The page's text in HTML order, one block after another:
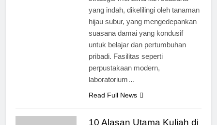
strategis menawarkan suasana
yang indah, dikelilingi oleh tanaman
hijau subur, yang mengedepankan
suasana damai yang kondusif
untuk belajar dan pertumbuhan
pribadi. Fasilitas seperti
perpustakaan modern,